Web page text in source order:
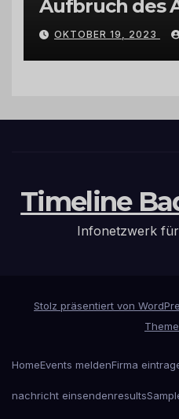
Aufbruch des
Hermeskeil am
OKTOBER 19, 2023
Timeline
Infonetzwerk
Stolz präsentiert von
HomeEvents meldenFirma
nachricht einsendenresults